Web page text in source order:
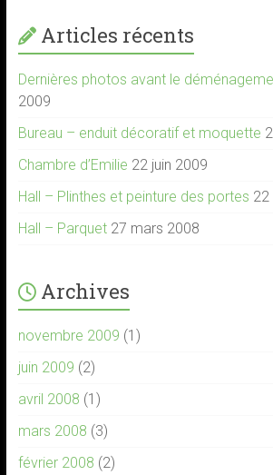
Articles récents
Dernières photos avant le
2009
Bureau – enduit décoratif et moquette
Chambre d’Emilie 22 juin 2009
Hall – Plinthes et peinture des portes 22
Hall – Parquet 27 mars 2008
Archives
novembre 2009 (1)
juin 2009 (2)
avril 2008 (1)
mars 2008 (3)
février 2008 (2)